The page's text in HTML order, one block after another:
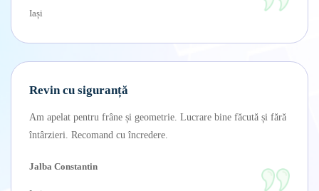
Iași
Revin cu siguranță
Am apelat pentru frâne și geometrie. Lucrare bine făcută și fără
întârzieri. Recomand cu încredere.
Jalba Constantin